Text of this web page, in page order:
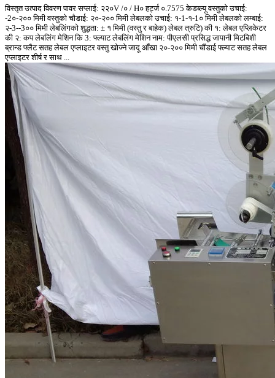
विस्तृत उत्पाद विवरण पावर सप्लाई: २२०V /० / H० हर्ट्ज ०.7575 केडब्ल्यू वस्तुको उचाई:
-2०-२०० मिमी वस्तुको चौडाई: २०-२०० मिमी लेबलको उचाई: १-1-१-1० मिमी लेबलको लम्बाई:
२-3--3०० मिमी लेबलिंगको शुद्धता: ± १ मिमी (वस्तु र बाहेक) लेबल त्रुटि) की १: लेबल एप्लिकेटर
की २: कप लेबलिंग मेशिन कि 3: फ्ल्याट लेबलिंग मेशिन नाम: पीएलसी प्रसिद्ध जापानी मिटबिशी
ब्रान्ड फ्लैट सतह लेबल एप्लाइटर वस्तु खोज्ने जादू आँखा २०-२०० मिमी चौंडाई फ्ल्याट सतह लेबल
एप्लाइटर शीर्ष र साथ ...